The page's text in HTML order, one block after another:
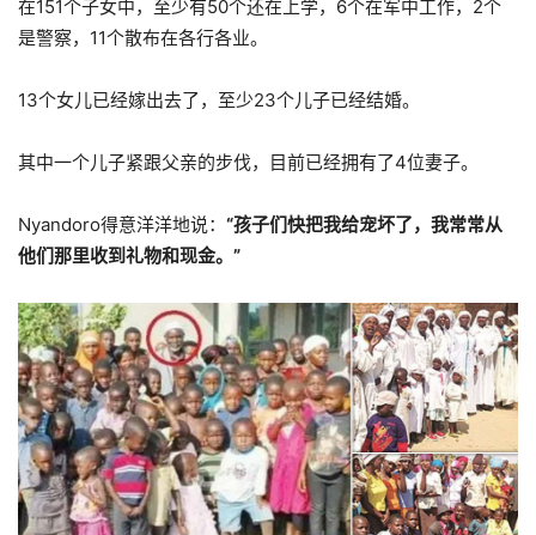
在151个子女中，至少有50个还在上学，6个在军中工作，2个
是警察，11个散布在各行各业。
13个女儿已经嫁出去了，至少23个儿子已经结婚。
其中一个儿子紧跟父亲的步伐，目前已经拥有了4位妻子。
Nyandoro得意洋洋地说： “孩子们快把我给宠坏了，我常常从
他们那里收到礼物和现金。”